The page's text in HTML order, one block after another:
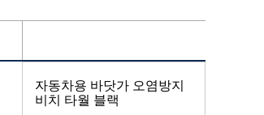
자동차용 바닷가 오염방지
비치 타월 블랙